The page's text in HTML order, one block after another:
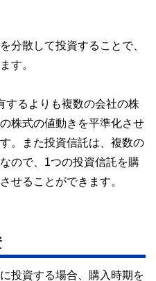
分散して投資することで、
す。
するよりも複数の会社の株
株式の値動きを平準化させ
。また投資信託は、複数の
ので、1つの投資信託を購
せることができます。
投資する場合、購入時期を